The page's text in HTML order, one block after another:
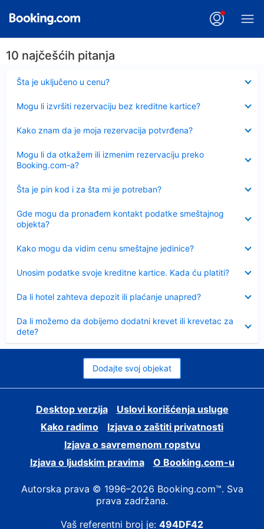
10 najčešćih pitanja
Šta je uključeno u cenu?
Sažeto
Mogu li izvršiti rezervaciju bez kreditne kartice?
Kako znam da je moja rezervacija potvrđena?
Mogu li da otkažem ili izmenim rezervaciju preko
Booking.com-a?
Šta je pin kod i za šta mi je potreban?
Sažeto
Gde mogu da pronađem kontakt podatke smeštajnog
objekta?
Kako mogu da vidim cenu smeštajne jedinice?
Unosim podatke svoje kreditne kartice. Kada ću platiti?
Da li hotel zahteva depozit ili plaćanje unapred?
Da li možemo da dobijemo dodatni krevet ili krevetac za
dete?
Dodajte svoj objekat
Desktop verzija
Uslovi korišćenja usluge
Kako radimo
Izjava o zaštiti privatnosti
Izjava o savremenom ropstvu
Izjava o ljudskim pravima
О Booking.com-u
Autorska prava © 1996–2026 Booking.com™. Sva
prava zadržana.
Vaš referentni broj je: 494DF42